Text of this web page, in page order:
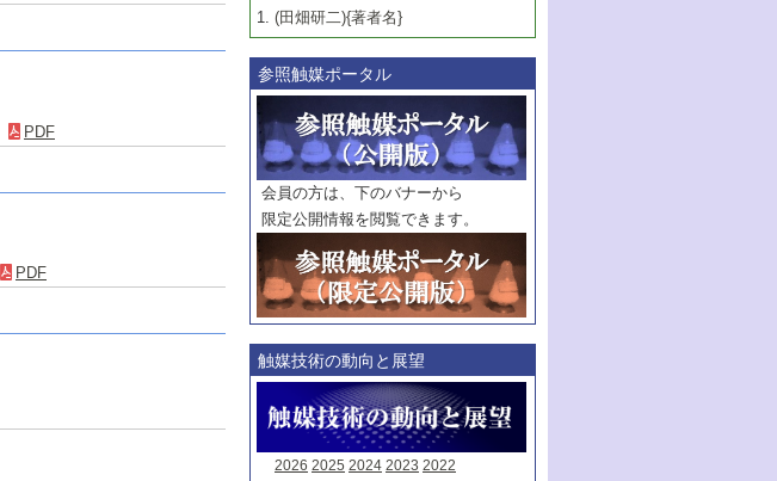
PDF
PDF
1. (田畑研二){著者名}
参照触媒ポータル
会員の方は、下のバナーから
限定公開情報を閲覧できます。
触媒技術の動向と展望
2026 2025 2024 2023 2022